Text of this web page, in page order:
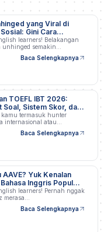
yang Viral di
Gini Cara
learners! Belakangan
semakin…
Baca Selengkapnya
TOEFL IBT 2026:
Soal, Sistem Skor, dan
Persiapan
termasuk hunter
internasional atau
Baca Selengkapnya
AAVE? Yuk Kenalan
Inggris Populer
learners! Pernah nggak
merasa…
Baca Selengkapnya